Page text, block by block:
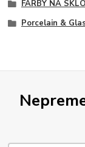
FARBY NA
Porcelain &